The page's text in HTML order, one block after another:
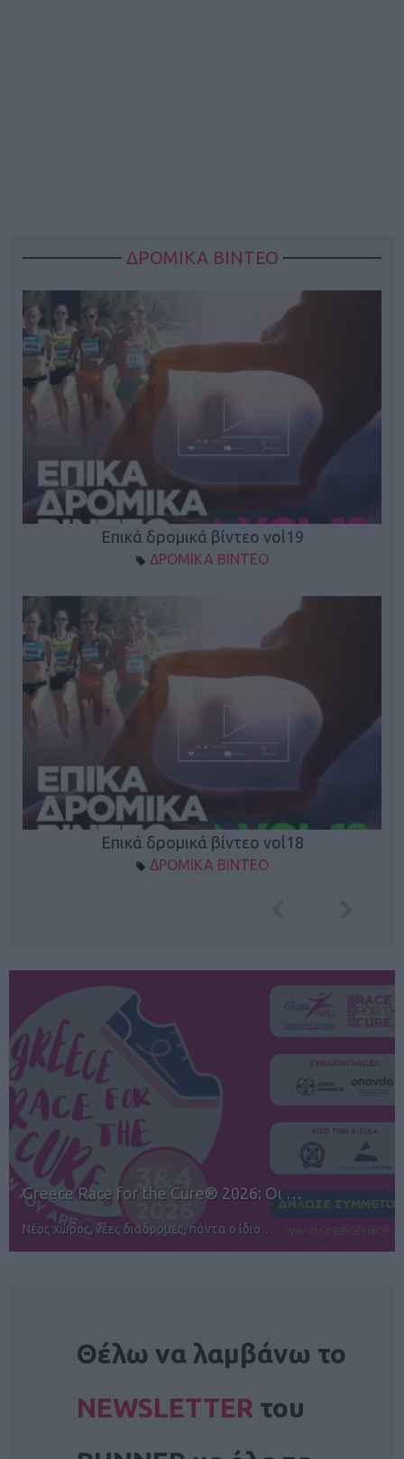
ΔΡΟΜΙΚΑ ΒΙΝΤΕΟ
Επικά δρομικά βίντεο vol19
ΔΡΟΜΙΚΑ ΒΙΝΤΕΟ
Επικά δρομικά βίντεο vol18
ΔΡΟΜΙΚΑ ΒΙΝΤΕΟ
12ος TUI Rhodes Marathon: Άνοιγμα ε…
Αγώνες για όλους στην Ρόδο
Θέλω να λαμβάνω το
NEWSLETTER του